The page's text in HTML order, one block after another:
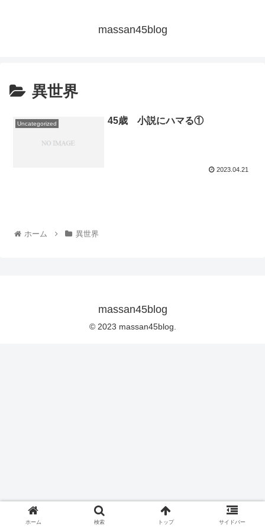
massan45blog
異世界
Uncategorized 45歳 小説にハマる①
2023.04.21
ホーム 異世界
massan45blog
© 2023 massan45blog.
ホーム 検索 トップ サイドバー